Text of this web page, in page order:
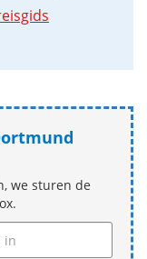
we sturen de